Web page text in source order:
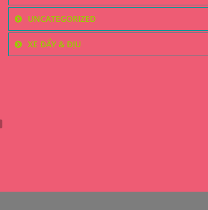
UNCATEGORIZED
XE ĐẨY & ĐỊU